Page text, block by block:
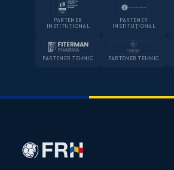
PARTENER
INSTITUȚIONAL
PARTENER
INSTITUȚIONAL
PARTENER TEHNIC PARTENER TEHNIC